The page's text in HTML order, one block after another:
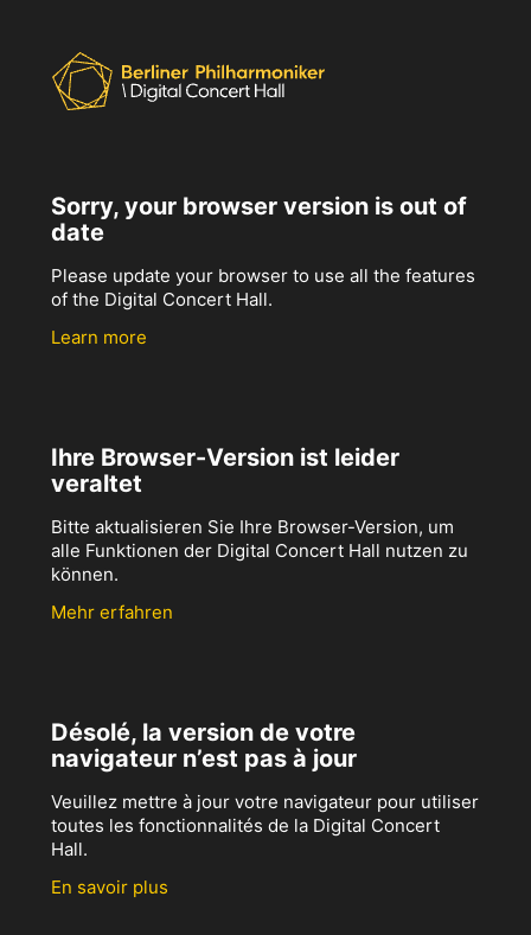
Sorry, your browser version is out of
date
Please update your browser to use all the features
of the Digital Concert Hall.
Learn more
Ihre Browser-Version ist leider
veraltet
Bitte aktualisieren Sie Ihre Browser-Version, um
alle Funktionen der Digital Concert Hall nutzen zu
können.
Mehr erfahren
Désolé, la version de votre
navigateur n’est pas à jour
Veuillez mettre à jour votre navigateur pour utiliser
toutes les fonctionnalités de la Digital Concert
Hall.
En savoir plus